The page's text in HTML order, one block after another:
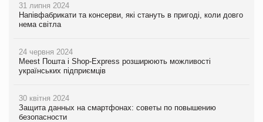
31 липня 2024
Напівфабрикати та консерви, які стануть в пригоді, коли довго
нема світла
24 червня 2024
Meest Пошта і Shop-Express розширюють можливості
українських підприємців
30 квітня 2024
Защита данных на смартфонах: советы по повышению
безопасности